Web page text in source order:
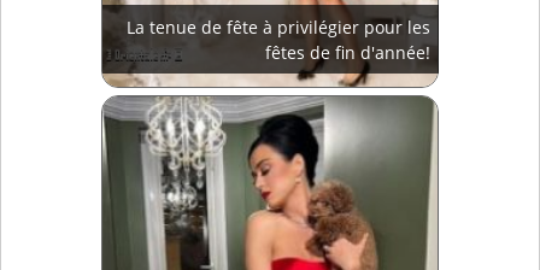
La tenue de fête à privilégier pour les
fêtes de fin d'année!